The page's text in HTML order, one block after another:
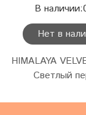
В
Нет в
HIMALAYA
Светлый